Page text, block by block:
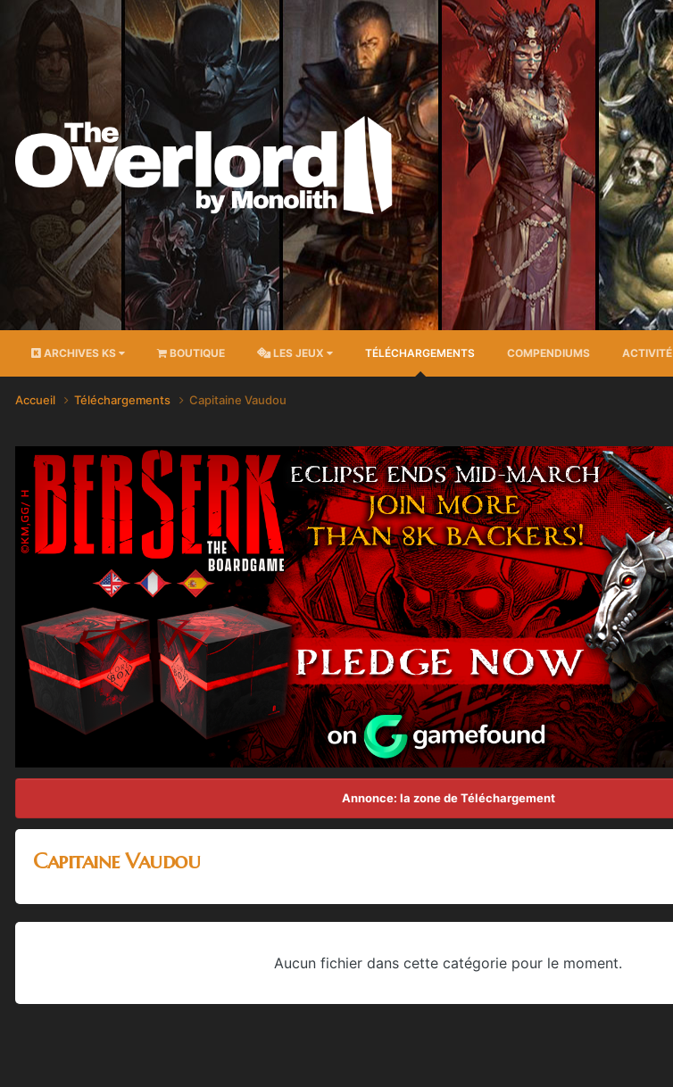
ARCHIVES KS BOUTIQUE LES JEUX TÉLÉCHARGEMENTS COMPENDIUMS ACTIVITÉ
Accueil Téléchargements Capitaine Vaudou
Annonce: la zone de Téléchargement
Capitaine Vaudou
Aucun fichier dans cette catégorie pour le moment.